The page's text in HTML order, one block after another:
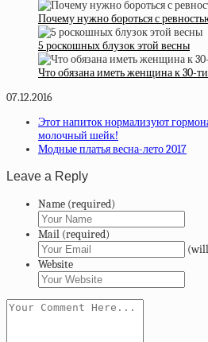
Почему нужно бороться с
5 роскошных блузок этой весны
Что обязана иметь женщина к 30-
07.12.2016
Этот напиток нормализуют
молочный шейк!
Модные платья весна-лето 2017
Leave a Reply
Name (required)
Mail (required)
Website